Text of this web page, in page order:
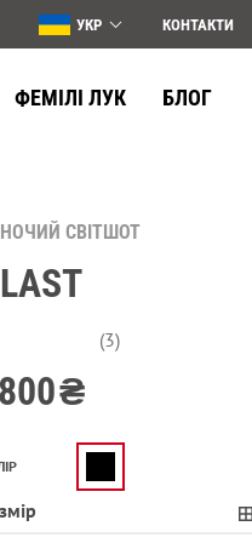
УКР КОНТАКТИ
ФЕМІЛІ ЛУК БЛОГ
СВІТШОТ
(3)
₴